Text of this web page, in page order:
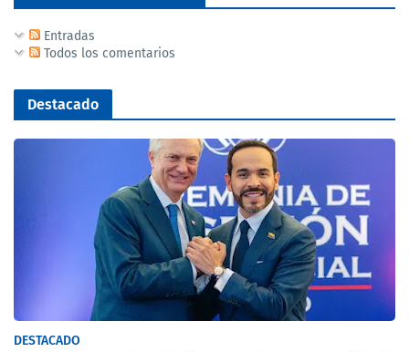
Entradas
Todos los comentarios
Destacado
DESTACADO